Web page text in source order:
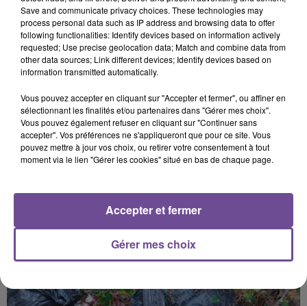
Afficher l'élément
PRÈS DE CHEZ VOUS
Save and communicate privacy choices. These technologies may
process personal data such as IP address and browsing data to offer
following functionalities: Identify devices based on information actively
requested; Use precise geolocation data; Match and combine data from
other data sources; Link different devices; Identify devices based on
information transmitted automatically.
Vous pouvez accepter en cliquant sur "Accepter et fermer", ou affiner en
sélectionnant les finalités et/ou partenaires dans "Gérer mes choix".
Vous pouvez également refuser en cliquant sur "Continuer sans
accepter". Vos préférences ne s'appliqueront que pour ce site. Vous
pouvez mettre à jour vos choix, ou retirer votre consentement à tout
moment via le lien "Gérer les cookies" situé en bas de chaque page.
Gérer mes choix
Accepter et fermer